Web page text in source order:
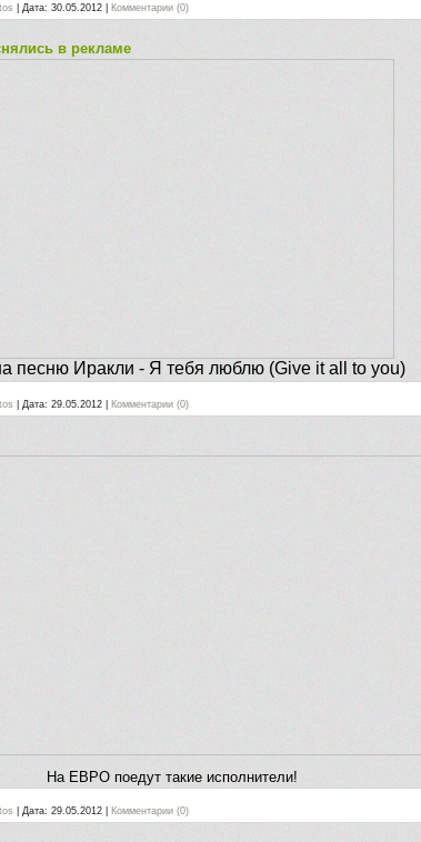
Дата: 30.05.2012 Комментарии (0)
в рекламе
песню Иракли - Я тебя люблю (Give it all to you)
Дата: 29.05.2012 Комментарии (0)
На ЕВРО поедут такие исполнители!
Дата: 29.05.2012 Комментарии (0)